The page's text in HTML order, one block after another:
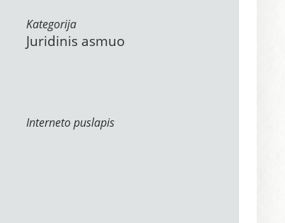
Kategorija
Juridinis asmuo
Interneto puslapis